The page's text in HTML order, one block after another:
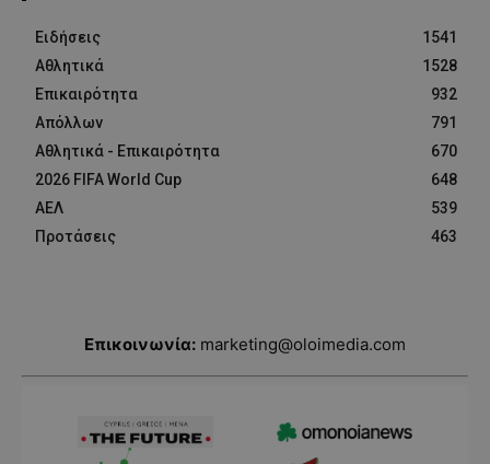
Ειδήσεις
1541
Αθλητικά
1528
Επικαιρότητα
932
Απόλλων
791
Αθλητικά - Επικαιρότητα
670
2026 FIFA World Cup
648
ΑΕΛ
539
Προτάσεις
463
Επικοινωνία: marketing@oloimedia.com